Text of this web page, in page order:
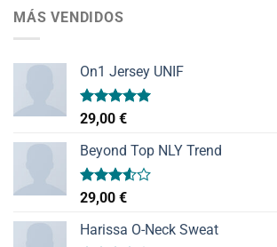
MÁS VENDIDOS
On1 Jersey UNIF
Valorado
con
de 5
29,00 €
Beyond Top NLY Trend
Valorado
con
3.50de
5
29,00 €
Harissa O-Neck Sweat